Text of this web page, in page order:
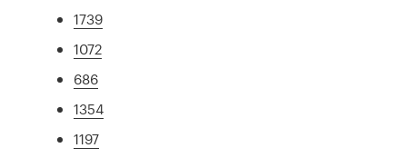
1739
1072
686
1354
1197